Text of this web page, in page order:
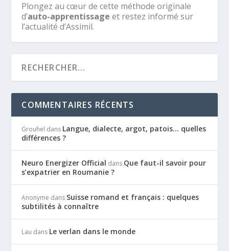
Plongez au cœur de cette méthode originale
d’auto-apprentissage et restez informé sur
l’actualité d’Assimil.
COMMENTAIRES RÉCENTS
Grouhel dans Langue, dialecte, argot, patois… quelles
différences ?
Neuro Energizer Official dans Que faut-il savoir pour
s’expatrier en Roumanie ?
Anonyme dans Suisse romand et français : quelques
subtilités à connaître
Lau dans Le verlan dans le monde